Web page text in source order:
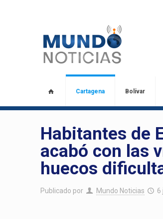
Cartagena Bolívar
Habitantes de
acabó con las
huecos
Publicado por Mundo Noticias 6